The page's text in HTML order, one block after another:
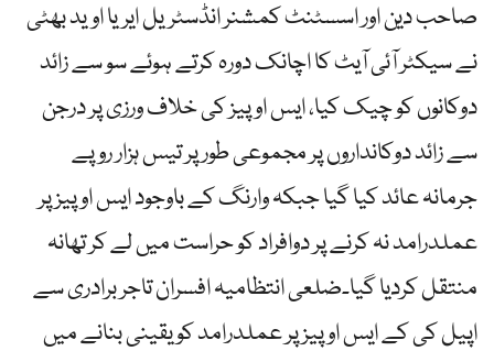
صاحب دین اور اسسٹنٹ کمشنر انڈسٹریل ایریا اوید بھٹی
نے سیکٹر آئی آیٹ کا اچانک دورہ کرتے ہوئے سو سے زائد
دوکانوں کو چیک کیا، ایس او پیز کی خلاف ورزی پر درجن
سے زائد دوکانداروں پر مجموعی طور پر تیس ہزار روپے
جرمانہ عائد کیا گیا جبکہ وارنگ کے باوجود ایس او پیز پر
عملدرامد نہ کرنے پر دوافراد کو حراست میں لے کر تھانہ
منتقل کردیا گیا۔ضلعی انتظامیہ افسران تاجر برادری سے
اپیل کی کے ایس او پیز پر عملدرامد کو یقینی بنانے میں